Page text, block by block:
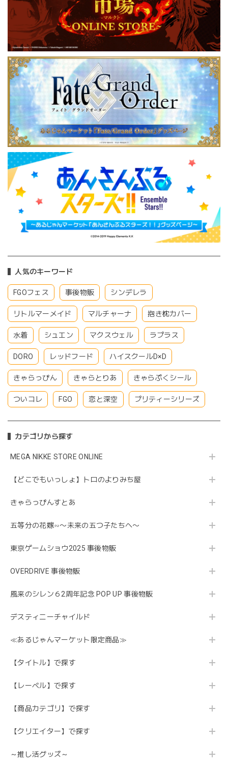
人気のキーワード
FGOフェス 事後物販 シンデレラ
リトルマーメイド マルチャーナ 抱き枕カバー
水着 シュエン マクスウェル ラプラス
DORO レッドフード ハイスクールD×D
きゃらっぴん きゃらとりあ きゃらぷくシール
ついコレ FGO 恋と深空 プリティーシリーズ
カテゴリから探す
MEGA NIKKE STORE ONLINE
【どこでもいっしょ】トロのよりみち屋
きゃらっぴんすとあ
五等分の花嫁∽〜未来の五つ子たちへ〜
東京ゲームショウ2025 事後物販
OVERDRIVE 事後物販
風来のシレン６2周年記念 POP UP 事後物販
デスティニーチャイルド
≪あるじゃんマーケット限定商品≫
【タイトル】で探す
【レーベル】で探す
【商品カテゴリ】で探す
【クリエイター】で探す
～推し活グッズ～